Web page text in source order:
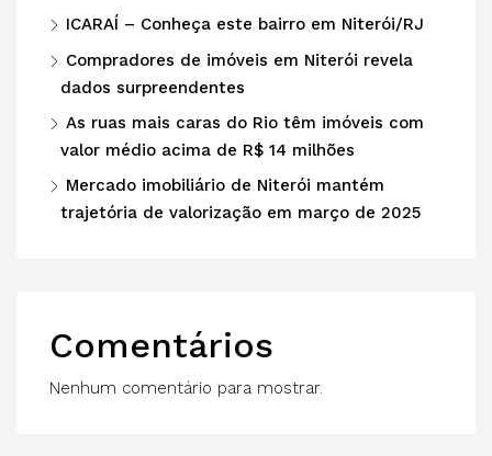
ICARAÍ – Conheça este bairro em Niterói/RJ
Compradores de imóveis em Niterói revela
dados surpreendentes
As ruas mais caras do Rio têm imóveis com
valor médio acima de R$ 14 milhões
Mercado imobiliário de Niterói mantém
trajetória de valorização em março de 2025
Comentários
Nenhum comentário para mostrar.